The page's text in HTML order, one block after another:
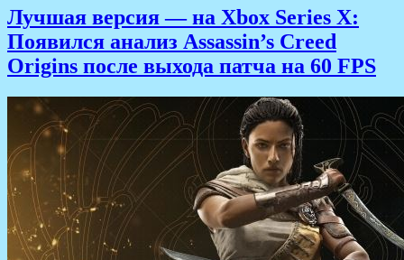
Лучшая версия — на Xbox Series X:
Появился анализ Assassin’s Creed
Origins после выхода патча на 60 FPS